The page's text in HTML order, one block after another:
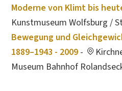
Moderne von Klimt bis
Kunstmuseum Wolfsburg /
Bewegung und
1889–1943 - 2009 -
Museum Bahnhof